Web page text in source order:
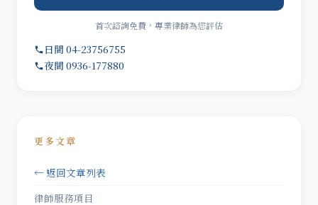
首次諮詢免費，專業律師為您評估
日間 04-23756755
夜間 0936-177880
更多文章
← 返回文章列表
律師服務項目